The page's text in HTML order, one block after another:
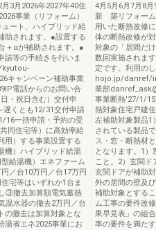
3月2026年2027年40住
事業（リフォーム）
ート、ハイブリッド給
助されます。●設置する
＋αが補助されます。●
請等の手続きを行いま
キャンペーン補助事業
電話からのお問い合
・祝日含む）交付申
くとも12/31交付申請
16一括申請・予約の受
同住宅等）に高効率給
用）する事業設置する
機）ハイブリッド給湯
給湯機）エネファーム
／台10万円／台17万円
宅等はいずれか1台ま
③撤去加算額電気蓄熱
温水器の撤去2万円／台
の撤去は加算対象とな
湯省エネ2025事業にお
4月5月6月7月8
新 築リフォーム
用いた断熱改修
体の断熱改修が
対象の「居間だ
数回実施されま
定です。利用
hojo.jp/danref/
業部
事業断熱'27/1/15
熱対象住宅戸建
左補助対象製品
されている製品
ス・窓・断熱材
となります。1
こと。2）玄関ド
玄関ドアが補助
外の居間の壁及
補助対象とする
ム工事の要件改
果早見表」の組
率の要件を満た